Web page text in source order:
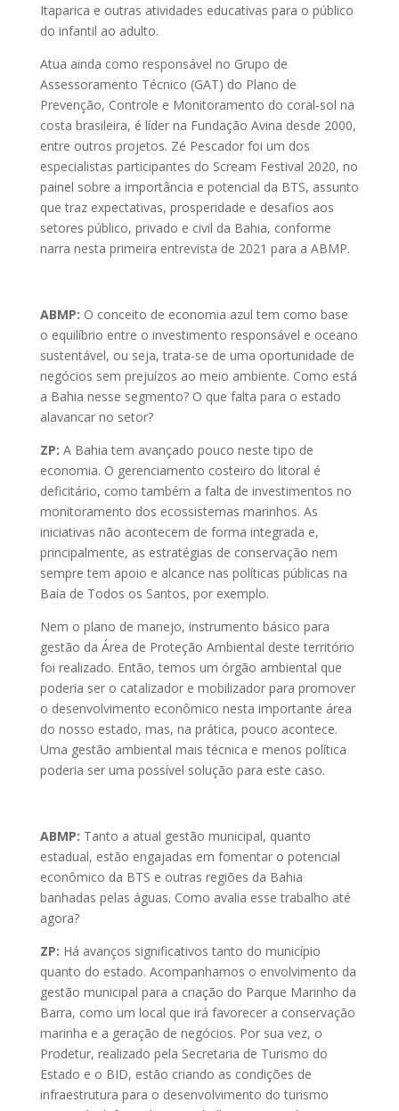
Itaparica e outras atividades educativas para o público
do infantil ao adulto.
Atua ainda como responsável no Grupo de
Assessoramento Técnico (GAT) do Plano de
Prevenção, Controle e Monitoramento do coral-sol na
costa brasileira, é líder na Fundação Avina desde 2000,
entre outros projetos. Zé Pescador foi um dos
especialistas participantes do Scream Festival 2020, no
painel sobre a importância e potencial da BTS, assunto
que traz expectativas, prosperidade e desafios aos
setores público, privado e civil da Bahia, conforme
narra nesta primeira entrevista de 2021 para a ABMP.
ABMP: O conceito de economia azul tem como base
o equilíbrio entre o investimento responsável e oceano
sustentável, ou seja, trata-se de uma oportunidade de
negócios sem prejuízos ao meio ambiente. Como está
a Bahia nesse segmento? O que falta para o estado
alavancar no setor?
ZP: A Bahia tem avançado pouco neste tipo de
economia. O gerenciamento costeiro do litoral é
deficitário, como também a falta de investimentos no
monitoramento dos ecossistemas marinhos. As
iniciativas não acontecem de forma integrada e,
principalmente, as estratégias de conservação nem
sempre tem apoio e alcance nas políticas públicas na
Baía de Todos os Santos, por exemplo.
Nem o plano de manejo, instrumento básico para
gestão da Área de Proteção Ambiental deste território
foi realizado. Então, temos um órgão ambiental que
poderia ser o catalizador e mobilizador para promover
o desenvolvimento econômico nesta importante área
do nosso estado, mas, na prática, pouco acontece.
Uma gestão ambiental mais técnica e menos política
poderia ser uma possível solução para este caso.
ABMP: Tanto a atual gestão municipal, quanto
estadual, estão engajadas em fomentar o potencial
econômico da BTS e outras regiões da Bahia
banhadas pelas águas. Como avalia esse trabalho até
agora?
ZP: Há avanços significativos tanto do município
quanto do estado. Acompanhamos o envolvimento da
gestão municipal para a criação do Parque Marinho da
Barra, como um local que irá favorecer a conservação
marinha e a geração de negócios. Por sua vez, o
Prodetur, realizado pela Secretaria de Turismo do
Estado e o BID, estão criando as condições de
infraestrutura para o desenvolvimento do turismo